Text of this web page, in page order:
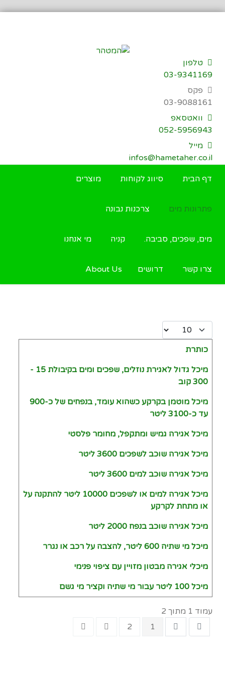
דילוג
טלפון
03-9341169
פקס
03-9088161
וואטסאפ
052-5956943
מייל
infos@hametaher.co.il
דף הבית סיווג לקוחות מוצרים
פתרונות מים צרכנות נבונה
מים, שפכים, סביבה. קניה מי אנחנו
צרו קשר דרושים About Us
Display #
Articles
כותרת
מיכל גדול לאגירת נוזלים, שפכים ומים בקיבולת 15 -
300 קוב
מיכל מוטמן בקרקע כשהוא עומד, בנפחים של כ-900
עד כ-3100 ליטר
מיכל אגירה גמיש ומתקפל, מחומר פלסטי
מיכל אגירה שוכב לשפכים 3600 ליטר
מיכל אגירה שוכב למים 3600 ליטר
מיכל אגירה למים או לשפכים 10000 ליטר להתקנה על
או מתחת לקרקע
מיכל אגירה שוכב בנפח 2000 ליטר
מיכל מי שתיה 600 ליטר, להצבה על רכב או נגרר
מיכלי אגירה מבטון מזויין עם ציפוי פנימי
מיכל 100 ליטר עבור מי שתיה וקציר מי גשם
עמוד 1 מתוך 2
1
2